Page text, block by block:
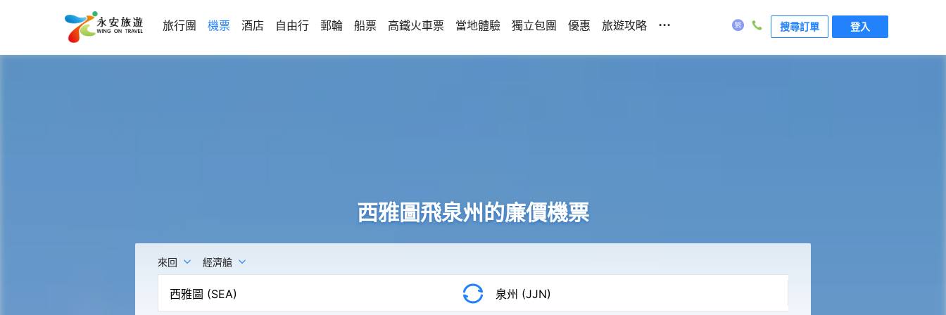
旅行團 機票 酒店 自由行 郵輪 船票 高鐵火車票 當地體驗 獨立包團 優惠 旅遊攻略 ... 搜尋訂單 登入
西雅圖飛泉州的廉價機票
來回 經濟艙